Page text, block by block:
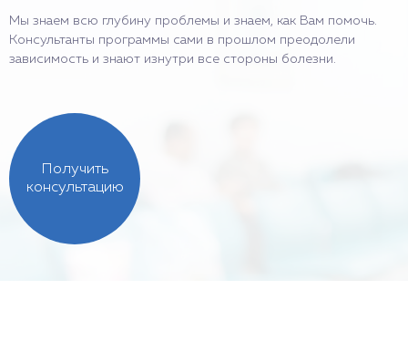
Мы знаем всю глубину проблемы и знаем, как Вам помочь.
Консультанты программы сами в прошлом преодолели
зависимость и знают изнутри все стороны болезни.
Получить
консультацию